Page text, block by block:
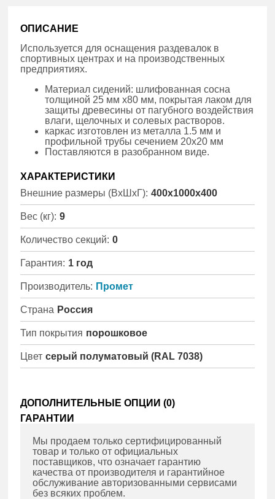
ОПИСАНИЕ
Используется для оснащения раздевалок в
спортивных центрах и на производственных
предприятиях.
Материал сидений: шлифованная сосна
толщиной 25 мм х80 мм, покрытая лаком для
защиты древесины от пагубного воздействия
влаги, щелочных и солевых растворов.
каркас изготовлен из металла 1.5 мм и
профильной трубы сечением 20х20 мм
Поставляются в разобранном виде.
ХАРАКТЕРИСТИКИ
Внешние размеры (ВхШхГ): 400x1000x400
Вес (кг): 9
Количество секций: 0
Гарантия: 1 год
Производитель: Промет
Страна Россия
Тип покрытия порошковое
Цвет серый полуматовый (RAL 7038)
ДОПОЛНИТЕЛЬНЫЕ ОПЦИИ (0)
ГАРАНТИИ
Мы продаем только сертифицированный
товар и только от официальных
поставщиков, что означает гарантию
качества от производителя и гарантийное
обслуживание авторизованными сервисами
без всяких проблем.